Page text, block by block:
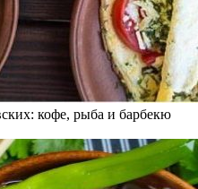
кофе, рыба и барбекю